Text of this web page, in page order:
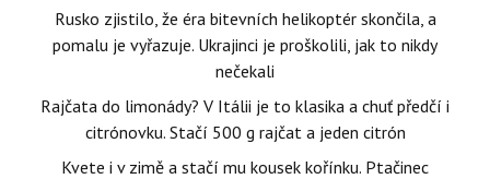
Rusko zjistilo, že éra bitevních helikoptér skončila, a
pomalu je vyřazuje. Ukrajinci je proškolili, jak to nikdy
nečekali
Rajčata do limonády? V Itálii je to klasika a chuť předčí i
citrónovku. Stačí 500 g rajčat a jeden citrón
Kvete i v zimě a stačí mu kousek kořínku. Ptačinec